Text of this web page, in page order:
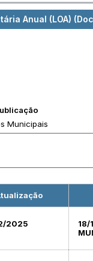
Anual (LOA)
2025
18/